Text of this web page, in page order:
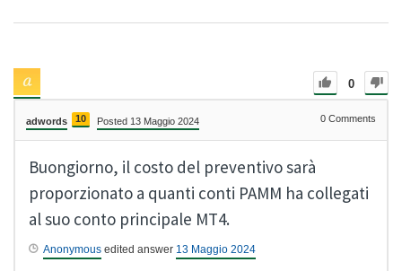
0
adwords 10 Posted 13 Maggio 2024 0 Comments
Buongiorno, il costo del preventivo sarà
proporzionato a quanti conti PAMM ha collegati
al suo conto principale MT4.
Anonymous edited answer 13 Maggio 2024